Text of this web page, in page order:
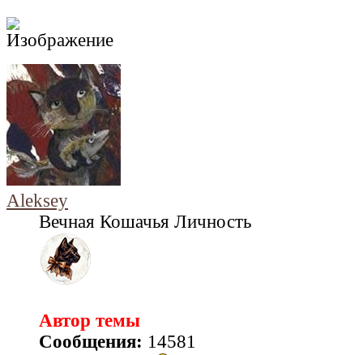
Aleksey
Вечная Кошачья Личность
Автор темы
Сообщения: 14581